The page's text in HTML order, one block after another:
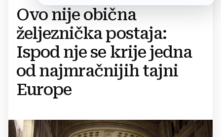
Ovo nije obična
željeznička postaja:
Ispod nje se krije jedna
od najmračnijih tajni
Europe